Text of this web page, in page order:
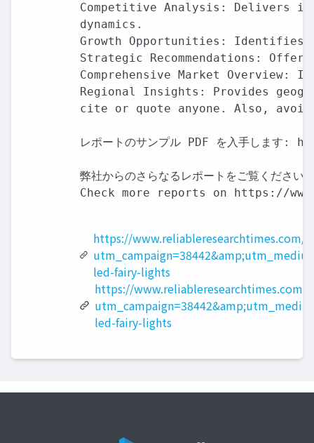
Competitive Analysis: Delivers
dynamics.
Growth Opportunities: Identifies
Strategic Recommendations:
Comprehensive Market
Regional Insights: Provides
cite or quote anyone. Also, avoid
レポートのサンプル PDF を入手し
弊社からのさらなるレポートをご覧ください:
Check more reports on https://
https://www.reliableresearchtimes.com/
led-fairy-lights
https://www.reliableresearchtimes.com/?
led-fairy-lights